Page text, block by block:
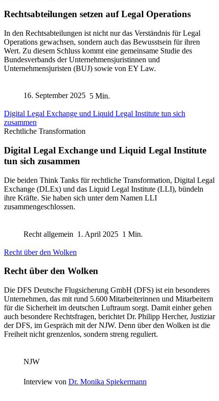
Rechtsabteilungen setzen auf Legal Operations
In den Rechtsabteilungen ist nicht nur das Verständnis für Legal
Operations gewachsen, sondern auch das Bewusstsein für ihren
Wert. Zu diesem Schluss kommt eine gemeinsame Studie des
Bundesverbands der Unternehmensjuristinnen und
Unternehmensjuristen (BUJ) sowie von EY Law.
16. September 2025 5 Min.
Digital Legal Exchange und Liquid Legal Institute tun sich
zusammen
Rechtliche Transformation
Digital Legal Exchange und Liquid Legal Institute
tun sich zusammen
Die beiden Think Tanks für rechtliche Transformation, Digital Legal
Exchange (DLEx) und das Liquid Legal Institute (LLI), bündeln
ihre Kräfte. Sie haben sich unter dem Namen LLI
zusammengeschlossen.
Recht allgemein 1. April 2025 1 Min.
Recht über den Wolken
Recht über den Wolken
Die DFS Deutsche Flugsicherung GmbH (DFS) ist ein besonderes
Unternehmen, das mit rund 5.600 Mitarbeiterinnen und Mitarbeitern
für die Sicherheit im deutschen Luftraum sorgt. Damit einher gehen
auch besondere Rechtsfragen, berichtet Dr. Philipp Hercher, Justiziar
der DFS, im Gespräch mit der NJW. Denn über den Wolken ist die
Freiheit nicht grenzenlos, sondern streng reguliert.
NJW
Interview von Dr. Monika Spiekermann